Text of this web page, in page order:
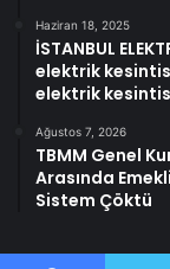
Haziran 18, 2025
İSTANBUL
elektrik
elektrik
Ağustos 7, 2026
TBMM Genel
Arasında
Sistem Çöktü